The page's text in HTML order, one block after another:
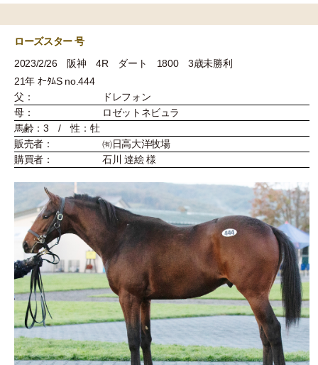
ローズスター 号
2023/2/26 阪神 4R ダート 1800 3歳未勝利
21年 ｵｰﾀﾑS no.444
父：
ドレフォン
母：
ロゼットネビュラ
馬齢：3 / 性：牡
販売者：
㈲日高大洋牧場
購買者：
石川 達絵 様